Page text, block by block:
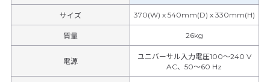
サイズ 370(W) x 540mm(D) x 330mm(H)
質量 26kg
電源
ユニバーサル入力電圧100～240 V
AC、50～60 Hz